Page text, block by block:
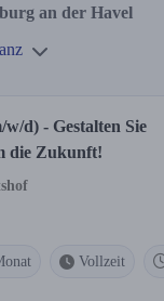
an der Havel
d) - Gestalten Sie
die Zukunft!
Vollzeit